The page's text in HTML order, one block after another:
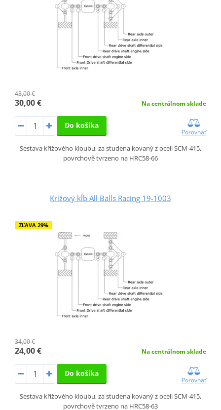
43,00 €
30,00 € Na centrálnom sklade
Do košíka
Porovnať
Sestava křížového kloubu, za studena kovaný z oceli SCM-415,
povrchově tvrzeno na HRC58-66
Krížový kĺb All Balls Racing 19-1003
ZĽAVA 29%
34,00 €
24,00 € Na centrálnom sklade
Do košíka
Porovnať
Sestava křížového kloubu, za studena kovaný z oceli SCM-415,
povrchově tvrzeno na HRC58-63